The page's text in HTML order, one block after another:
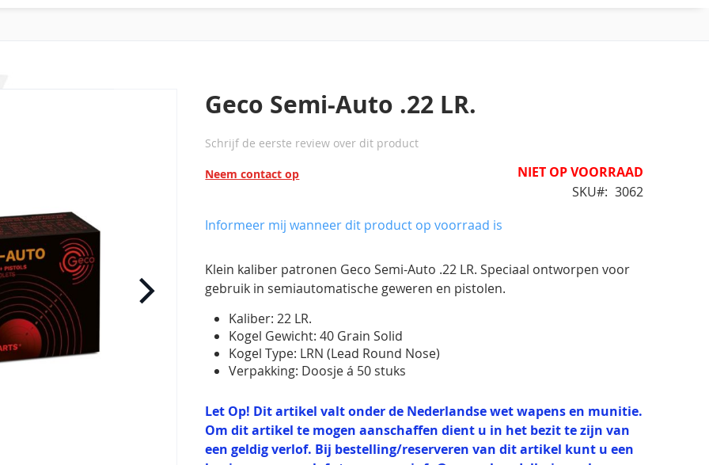
Geco Semi-Auto .22 LR.
Schrijf de eerste review over dit product
Neem contact op
NIET OP VOORRAAD
SKU
3062
Informeer mij wanneer dit product op voorraad is
Klein kaliber patronen Geco Semi-Auto .22 LR. Speciaal ontworpen voor
gebruik in semiautomatische geweren en pistolen.
Kaliber: 22 LR.
Kogel Gewicht: 40 Grain Solid
Kogel Type: LRN (Lead Round Nose)
Verpakking: Doosje á 50 stuks
Let Op! Dit artikel valt onder de Nederlandse wet wapens en munitie.
Om dit artikel te mogen aanschaffen dient u in het bezit te zijn van
een geldig verlof. Bij bestelling/reserveren van dit artikel kunt u een